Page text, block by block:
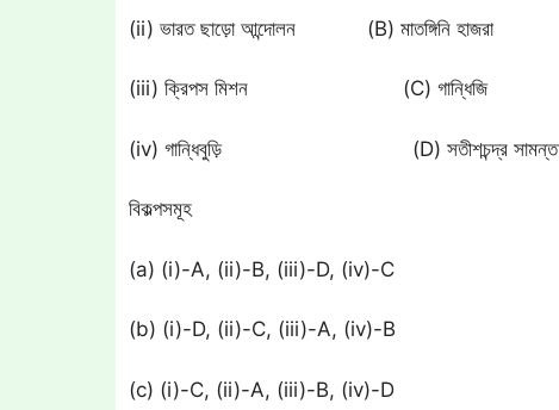
(ii) ভারত ছাড়ো আন্দোলন (B) মাতঙ্গিনি হাজরা
(iii) ক্রিপস মিশন (C) গান্ধিজি
(iv) গান্ধিবুড়ি (D) সতীশচন্দ্র সামন্ত
বিকল্পসমূহ
(a) (i)-A, (ii)-B, (iii)-D, (iv)-C
(b) (i)-D, (ii)-C, (iii)-A, (iv)-B
(c) (i)-C, (ii)-A, (iii)-B, (iv)-D